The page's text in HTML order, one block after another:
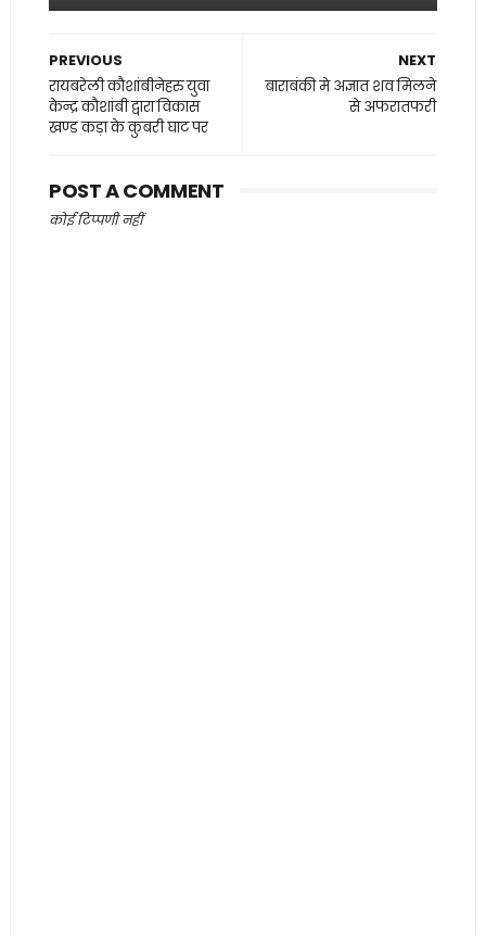
NEXT
बाराबंकी मे अज्ञात शव मिलने
से अफरातफरी
PREVIOUS
रायबरेली कौशांबीनेहरु युवा
केन्द्र कौशांबी द्वारा विकास
खण्ड कड़ा के कुबरी घाट पर
POST A COMMENT
कोई टिप्पणी नहीं